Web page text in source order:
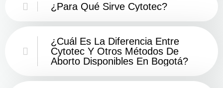
¿Para Qué Sirve Cytotec?
¿Cuál Es La Diferencia Entre
Cytotec Y Otros Métodos De
Aborto Disponibles En Bogotá?